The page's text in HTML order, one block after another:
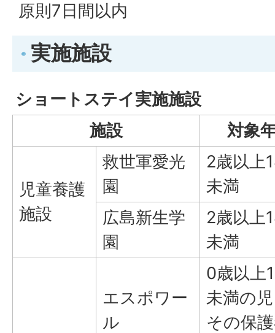
原則7日間以内
実施施設
ショートステイ実施施設
施設
対象
児童養護
施設
救世軍愛光
園
2歳以上
未満
広島新生学
園
2歳以上
未満
エスポワー
ル
0歳以上
未満の
その保